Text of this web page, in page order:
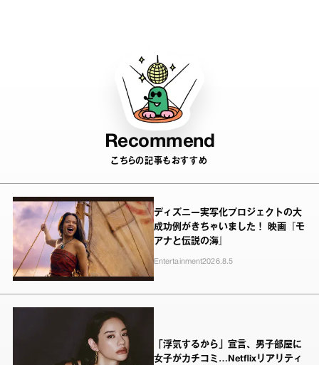
Recommend
こちらの記事もおすすめ
ディズニー実写化プロジェクトの大
成功例がきちゃいました！ 映画『モ
アナと伝説の海』
Entertainment2026.8.5
「浮気するから」宣言、男子部屋に
女子がカチコミ…Netflixリアリティ